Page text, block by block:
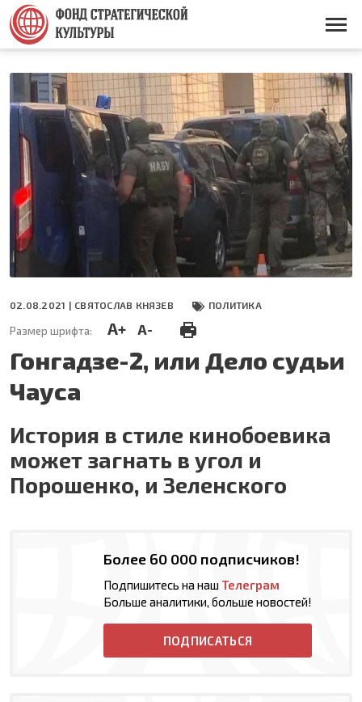
Перейти
основному
содержанию
Основная
02.08.2021 | СВЯТОСЛАВ КНЯЗЕВ ПОЛИТИКА
Размер шрифта: A+ A-
Гонгадзе-2, или Дело судьи
Чауса
История в стиле кинобоевика
может загнать в угол и
Порошенко, и Зеленского
Более 60 000 подписчиков!
Подпишитесь на наш Телеграм
Больше аналитики, больше новостей!
ПОДПИСАТЬСЯ